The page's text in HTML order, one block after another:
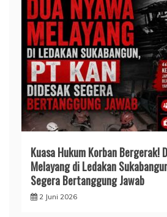
Kuasa Hukum Korban Bergerak!
Melayang di Ledakan
Segera Bertanggung Jawab
2 Juni 2026